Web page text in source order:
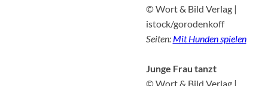
© Wort & Bild Verlag |
istock/gorodenkoff
Seiten: Mit Hunden spielen
Junge Frau tanzt
© Wort & Bild Verlag |